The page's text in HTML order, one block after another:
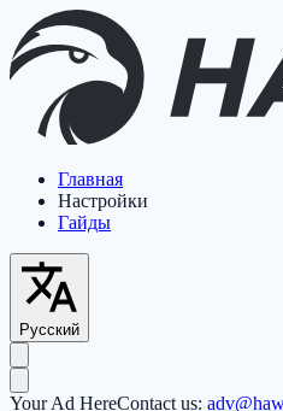
Главная
Настройки
Гайды
Русский
Your Ad HereContact us: